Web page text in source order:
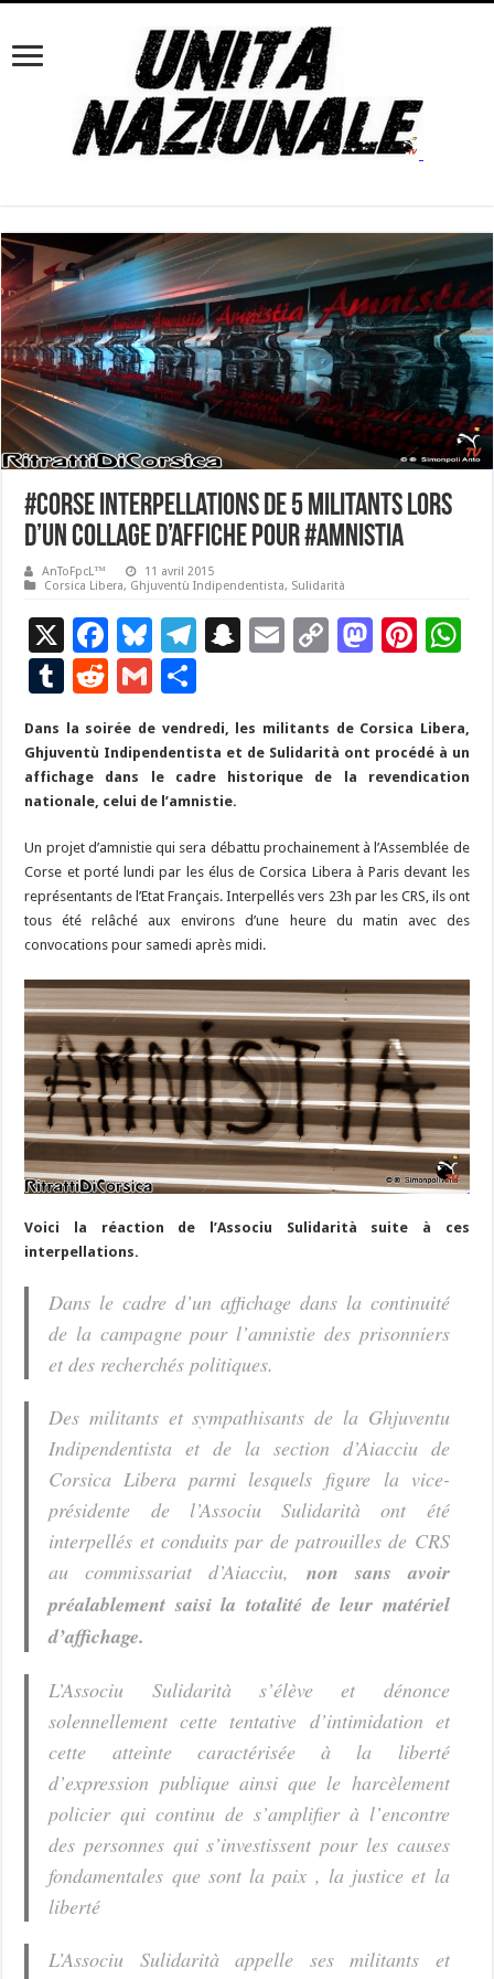
#Corse Interpellations de 5 militants lors
d’un collage d’affiche pour #Amnistia
AnToFpcL™
11 avril 2015
Corsica Libera, Ghjuventù Indipendentista, Sulidarità
X
F
ac
e
b
o
o
k
Bl
u
es
ky
T
gr
a
m
S
p
c
at
E
l
C
y
Li
k
M
d
o
Pi
es
t
p
T
u
m
bl
r
R
e
d
di
t
G
ai
l
ar
ta
g
er
Dans la soirée de vendredi, les militants de Corsica Libera,
Ghjuventù Indipendentista et de Sulidarità ont procédé à un
affichage dans le cadre historique de la revendication
nationale, celui de l’amnistie.
Un projet d’amnistie qui sera débattu prochainement à l’Assemblée de
Corse et porté lundi par les élus de Corsica Libera à Paris devant les
représentants de l’Etat Français. Interpellés vers 23h par les CRS, ils ont
tous été relâché aux environs d’une heure du matin avec des
convocations pour samedi après midi.
Voici la réaction de l’Associu Sulidarità suite à ces
interpellations.
Dans le cadre d’un affichage dans la continuité
de la campagne pour l’amnistie des prisonniers
et des recherchés politiques.
Des militants et sympathisants de la Ghjuventu
Indipendentista et de la section d’Aiacciu de
Corsica Libera parmi lesquels figure la vice-
présidente de l’Associu Sulidarità ont été
interpellés et conduits par de patrouilles de CRS
au commissariat d’Aiacciu, non sans avoir
préalablement saisi la totalité de leur matériel
d’affichage.
L’Associu Sulidarità s’élève et dénonce
solennellement cette tentative d’intimidation et
cette atteinte caractérisée à la liberté
d’expression publique ainsi que le harcèlement
policier qui continu de s’amplifier à l’encontre
des personnes qui s’investissent pour les causes
fondamentales que sont la paix , la justice et la
liberté
L’Associu Sulidarità appelle ses militants et